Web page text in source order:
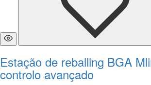
Estação de reballing BGA
controlo avançado